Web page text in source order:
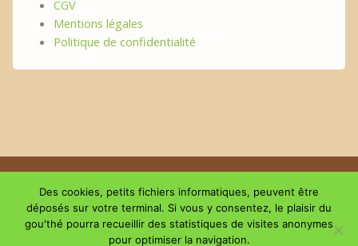
CGV
Mentions légales
Politique de confidentialité
Copyright © 2026 | Le plaisir du GouThé
Suivez-nous sur les réseaux
Des cookies, petits fichiers informatiques, peuvent être
déposés sur votre terminal. Si vous y consentez, le plaisir du
gou'thé pourra recueillir des statistiques de visites anonymes
pour optimiser la navigation.